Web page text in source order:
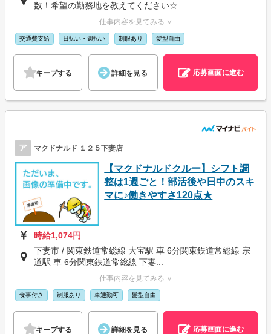
数！希望の勤務地を教えてください☆
仕事内容を見てみる ∨
交通費支給 日払い・週払い 制服あり 髪型自由
キープする 詳細を見る 応募画面に進む
ア マクドナルド １２５下妻店
【マクドナルドクルー】シフト調
整は1週ごと！部活後や日中のスキ
マに♪働きやすさ120点★
時給1,074円
下妻市 / 関東鉄道常総線 大宝駅 車 6分関東鉄道常総線 宗
道駅 車 6分関東鉄道常総線 下妻...
仕事内容を見てみる ∨
食事付き 制服あり 車通勤可 髪型自由
キープする 詳細を見る 応募画面に進む